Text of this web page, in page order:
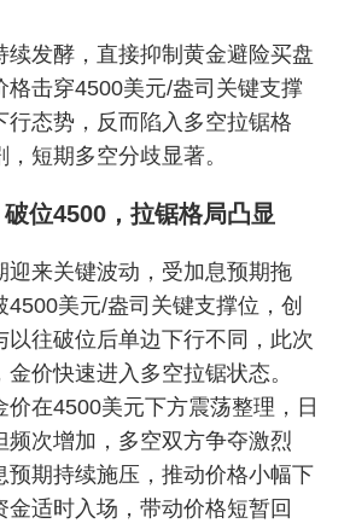
续发酵，直接抑制黄金避险买盘
格击穿4500美元/盎司关键支撑
行态势，反而陷入多空拉锯格
短期多空分歧显著。
位4500，拉锯格局凸显
迎来关键波动，受加息预期拖
4500美元/盎司关键支撑位，创
以往破位后单边下行不同，此次
价快速进入多空拉锯状态。
价在4500美元下方震荡整理，日
频次增加，多空双方争夺激烈
期持续施压，推动价格小幅下
金适时入场，带动价格短暂回